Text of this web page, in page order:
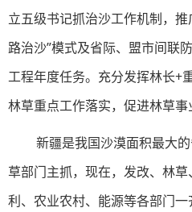
立五级书记抓治沙工作机制，
路治沙”模式及省际、盟市间联
工程年度任务。充分发挥林长+
林草重点工作落实，促进林草事
新疆是我国沙漠面积最大
草部门主抓，现在，发改、林
利、农业农村、能源等各部门